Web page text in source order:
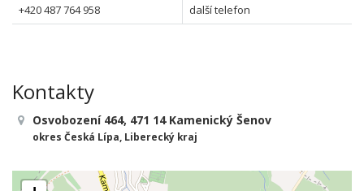
+420 487 764 958
další telefon
Kontakty
Osvobození 464, 471 14 Kamenický Šenov
okres Česká Lípa, Liberecký kraj